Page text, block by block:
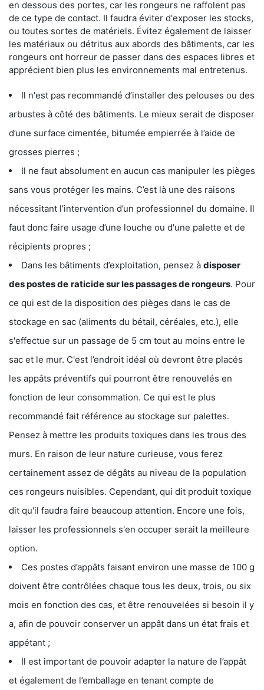
en dessous des portes, car les rongeurs ne raffolent pas
de ce type de contact. Il faudra éviter d'exposer les stocks,
ou toutes sortes de matériels. Évitez également de laisser
les matériaux ou détritus aux abords des bâtiments, car les
rongeurs ont horreur de passer dans des espaces libres et
apprécient bien plus les environnements mal entretenus.
Il n'est pas recommandé d’installer des pelouses ou des
arbustes à côté des bâtiments. Le mieux serait de disposer
d’une surface cimentée, bitumée empierrée à l’aide de
grosses pierres ;
Il ne faut absolument en aucun cas manipuler les pièges
sans vous protéger les mains. C’est là une des raisons
nécessitant l’intervention d’un professionnel du domaine. Il
faut donc faire usage d’une louche ou d'une palette et de
récipients propres ;
Dans les bâtiments d’exploitation, pensez à disposer
des postes de raticide sur les passages de rongeurs. Pour
ce qui est de la disposition des pièges dans le cas de
stockage en sac (aliments du bétail, céréales, etc.), elle
s'effectue sur un passage de 5 cm tout au moins entre le
sac et le mur. C'est l’endroit idéal où devront être placés
les appâts préventifs qui pourront être renouvelés en
fonction de leur consommation. Ce qui est le plus
recommandé fait référence au stockage sur palettes.
Pensez à mettre les produits toxiques dans les trous des
murs. En raison de leur nature curieuse, vous ferez
certainement assez de dégâts au niveau de la population
ces rongeurs nuisibles. Cependant, qui dit produit toxique
dit qu'il faudra faire beaucoup attention. Encore une fois,
laisser les professionnels s'en occuper serait la meilleure
option.
Ces postes d’appâts faisant environ une masse de 100 g
doivent être contrôlées chaque tous les deux, trois, ou six
mois en fonction des cas, et être renouvelées si besoin il y
a, afin de pouvoir conserver un appât dans un état frais et
appétant ;
Il est important de pouvoir adapter la nature de l’appât
et également de l’emballage en tenant compte de